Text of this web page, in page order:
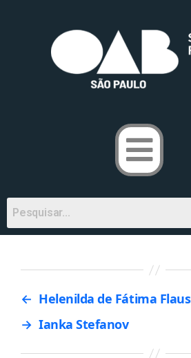
← Helenilda de Fátima
→ Ianka Stefanov